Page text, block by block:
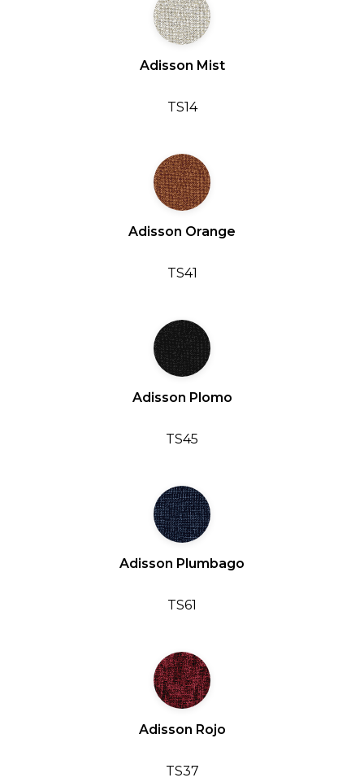
Adisson Mist
TS14
Adisson Orange
TS41
Adisson Plomo
TS45
Adisson Plumbago
TS61
Adisson Rojo
TS37